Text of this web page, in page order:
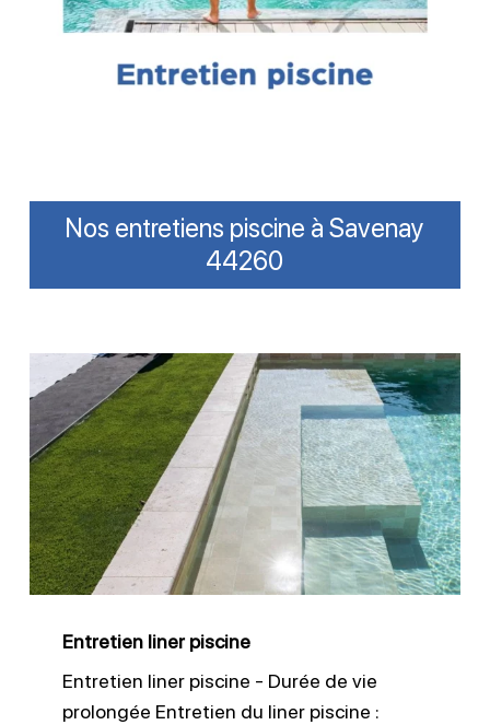
Nos entretiens piscine à Savenay
44260
Entretien
liner
piscine
Entretien liner piscine
Entretien liner piscine - Durée de vie
prolongée Entretien du liner piscine :